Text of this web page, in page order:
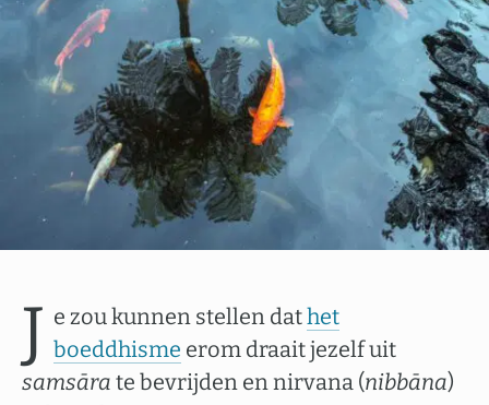
J e zou kunnen stellen dathet
boeddhisme erom draait jezelf uit
samsāra te bevrijden en nirvana (nibbāna)